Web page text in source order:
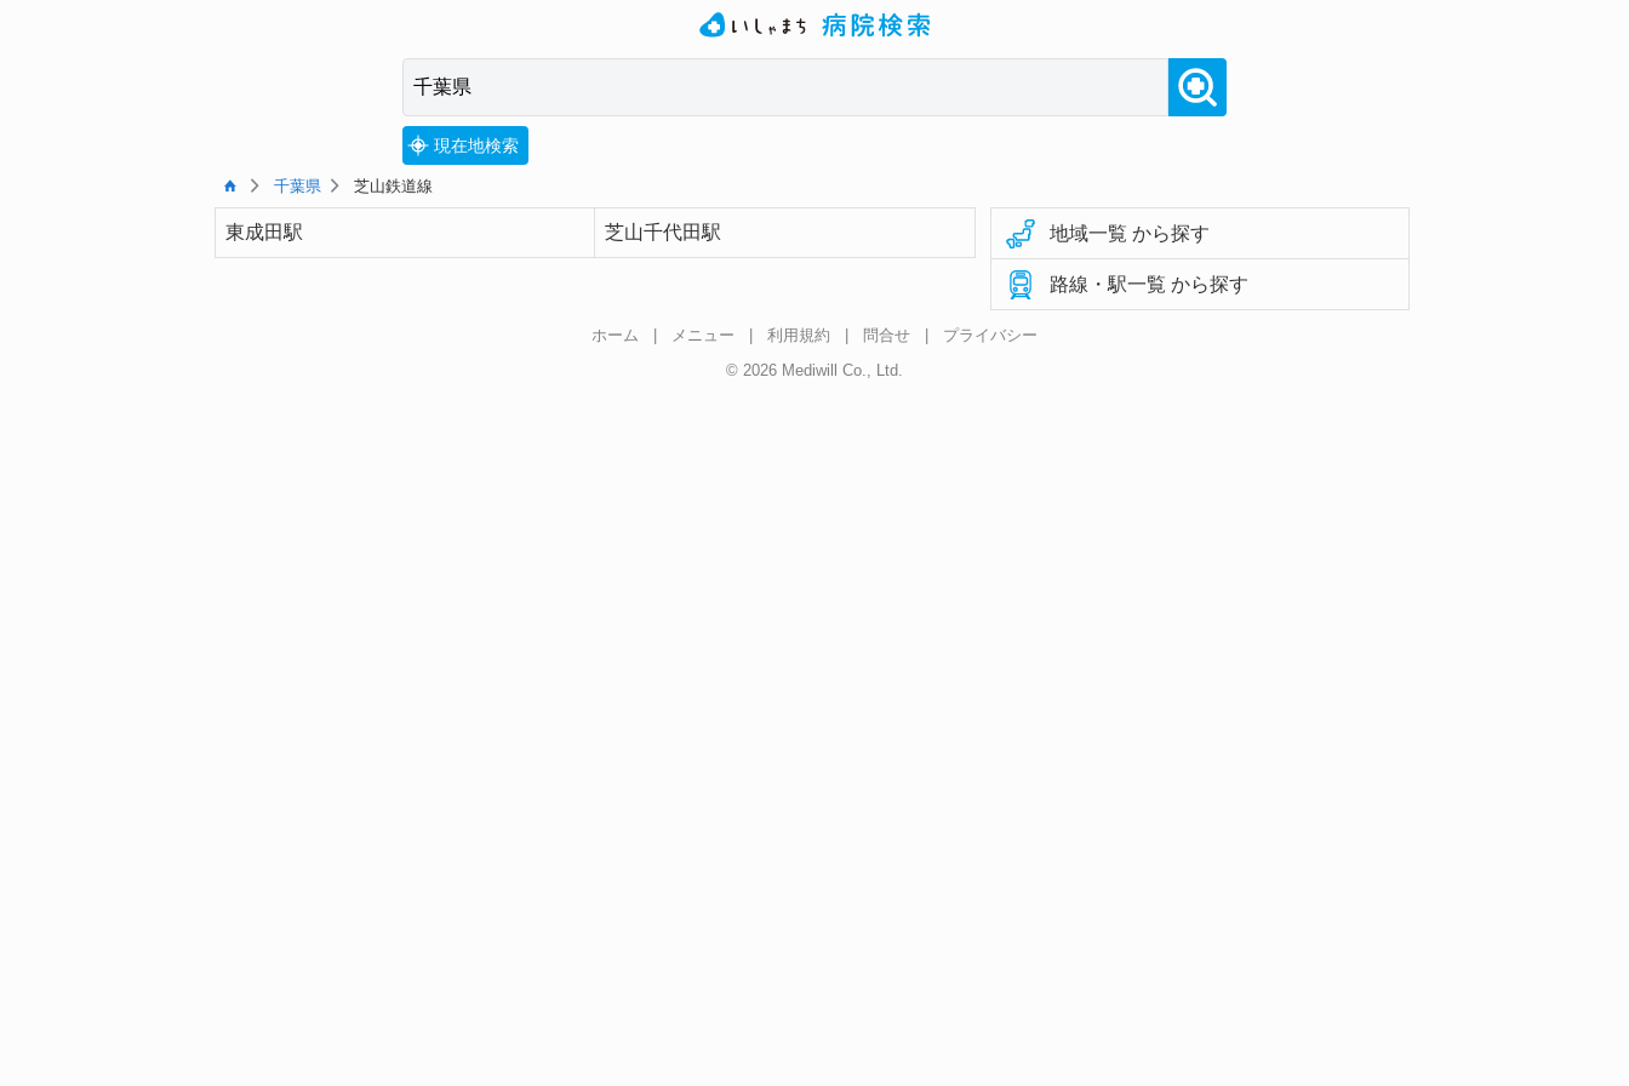
現在地検索
千葉県 芝山鉄道線
東成田駅 芝山千代田駅 地域一覧 から探す
路線・駅一覧 から探す
ホーム | メニュー | 利用規約 | 問合せ |
プライバシー
© 2026 Mediwill Co., Ltd.